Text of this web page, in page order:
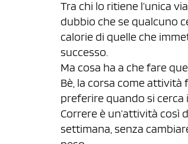
Tra chi lo ritiene l’unica
dubbio che se qualcuno
calorie di quelle che
successo.
Ma cosa ha a che fare
Bè, la corsa come
preferire quando si cerca
Correre è un’attività così
settimana, senza